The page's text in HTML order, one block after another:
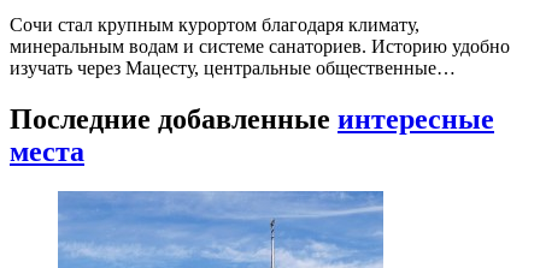
Сочи стал крупным курортом благодаря климату,
минеральным водам и системе санаториев. Историю удобно
изучать через Мацесту, центральные общественные…
Последние добавленные интересные
места